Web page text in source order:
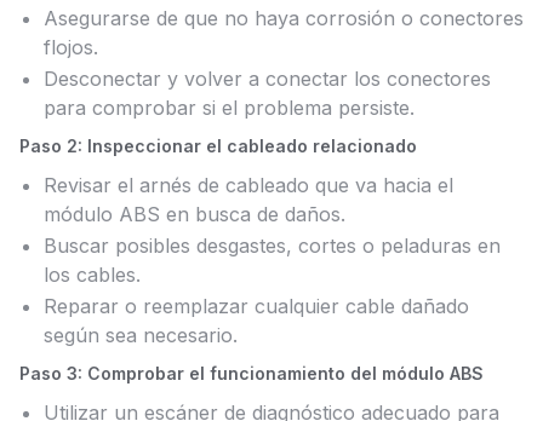
Asegurarse de que no haya corrosión o conectores
flojos.
Desconectar y volver a conectar los conectores
para comprobar si el problema persiste.
Paso 2: Inspeccionar el cableado relacionado
Revisar el arnés de cableado que va hacia el
módulo ABS en busca de daños.
Buscar posibles desgastes, cortes o peladuras en
los cables.
Reparar o reemplazar cualquier cable dañado
según sea necesario.
Paso 3: Comprobar el funcionamiento del módulo ABS
Utilizar un escáner de diagnóstico adecuado para